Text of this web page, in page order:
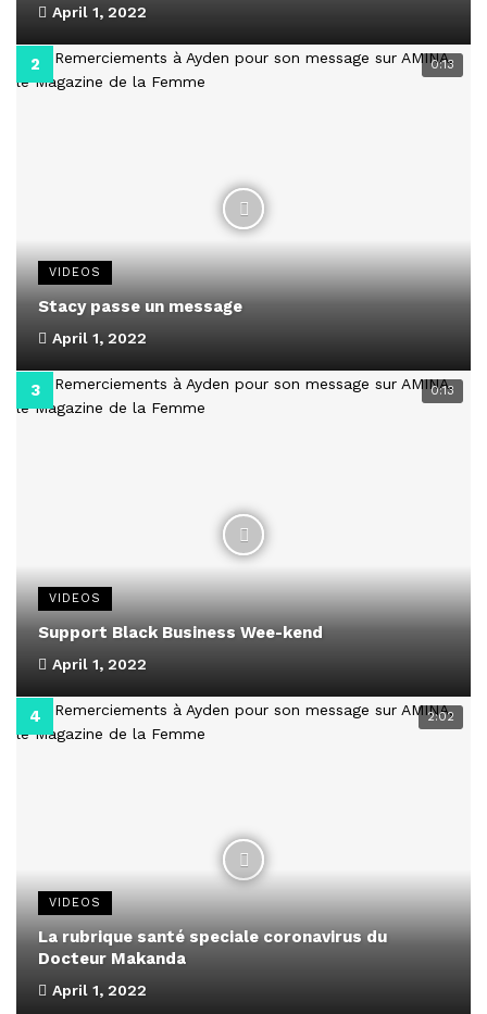
April 1, 2022
0:13
VIDEOS
Stacy passe un message
April 1, 2022
0:13
VIDEOS
Support Black Business Wee-kend
April 1, 2022
2:02
VIDEOS
La rubrique santé speciale coronavirus du
Docteur Makanda
April 1, 2022